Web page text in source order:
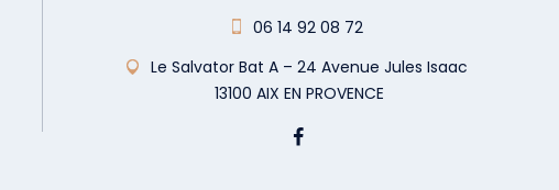
06 14 92 08 72
Le Salvator Bat A – 24 Avenue Jules Isaac
13100 AIX EN PROVENCE